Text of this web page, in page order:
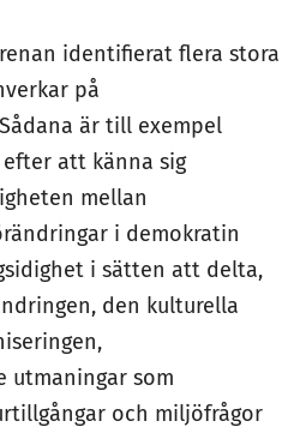
identifierat flera stora
på
är till exempel
att känna sig
mellan
i demokratin
i sätten att delta,
den kulturella
utmaningar som
och miljöfrågor